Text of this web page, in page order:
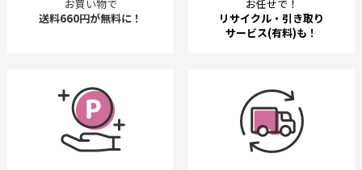
お買い物で
送料660円が無料に！
お任せで！
リサイクル・引き取り
サービス(有料)も！